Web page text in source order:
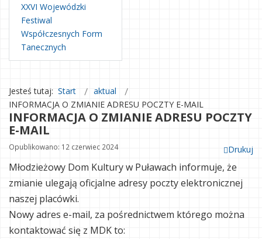
XXVI Wojewódzki
Festiwal
Współczesnych Form
Tanecznych
Jesteś tutaj: Start
aktual
INFORMACJA O ZMIANIE ADRESU POCZTY E-MAIL
INFORMACJA O ZMIANIE ADRESU POCZTY
E-MAIL
Drukuj
Opublikowano: 12 czerwiec 2024
Młodzieżowy Dom Kultury w Puławach informuje, że
zmianie ulegają oficjalne adresy poczty elektronicznej
naszej placówki.
Nowy adres e-mail, za pośrednictwem którego można
kontaktować się z MDK to: